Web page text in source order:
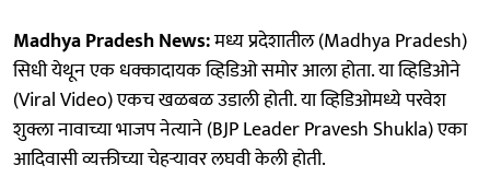
Madhya Pradesh News:मध्य प्रदेशातील (Madhya Pradesh)
सिधी येथून एक धक्कादायक व्हिडिओ समोर आला होता. या व्हिडिओने
(Viral Video) एकच खळबळ उडाली होती. या व्हिडिओमध्ये परवेश
शुक्ला नावाच्या भाजप नेत्याने (BJP Leader Pravesh Shukla) एका
आदिवासी व्यक्तीच्या चेहऱ्यावर लघवी केली होती.